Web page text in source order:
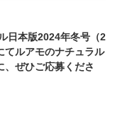
日本版2024年冬号（2
てルアモのナチュラル
、ぜひご応募くださ